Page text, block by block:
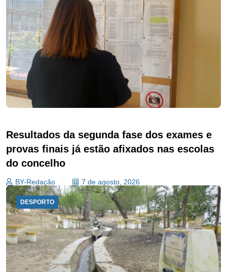
Resultados da segunda fase dos exames e
provas finais já estão afixados nas escolas
do concelho
BY-Redação 7 de agosto, 2026
DESPORTO